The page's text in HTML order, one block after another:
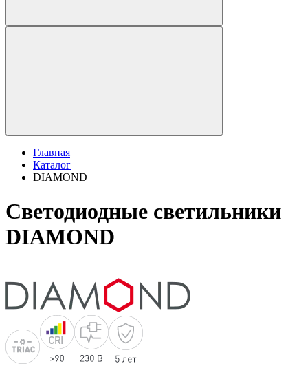
Главная
Каталог
DIAMOND
Светодиодные светильники
DIAMOND